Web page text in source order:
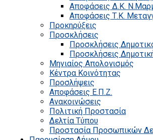
Αποφάσεις Δ.Κ.
Αποφάσεις Τ.Κ.
Προκηρύξεις
Προσκλήσεις
Προσκλήσεις
Προσκλήσεις
Μηνιαίος Απολογισμός
Κέντρα Κοινότητας
Προσλήψεις
Αποφάσεις Ε.Π.Ζ.
Ανακοινώσεις
Πολιτική Προστασία
Δελτία Τύπου
Προστασία Προσωπικών